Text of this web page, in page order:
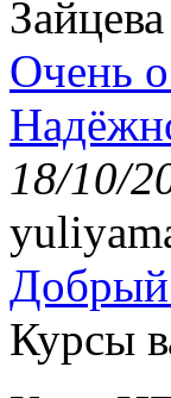
Зайцева
Очень
18/10/
Добрый
Курсы